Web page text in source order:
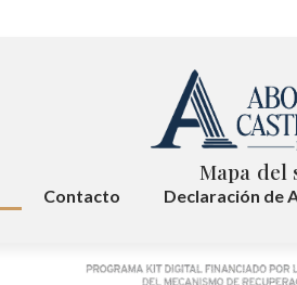
Mapa del
Contacto Declaración de